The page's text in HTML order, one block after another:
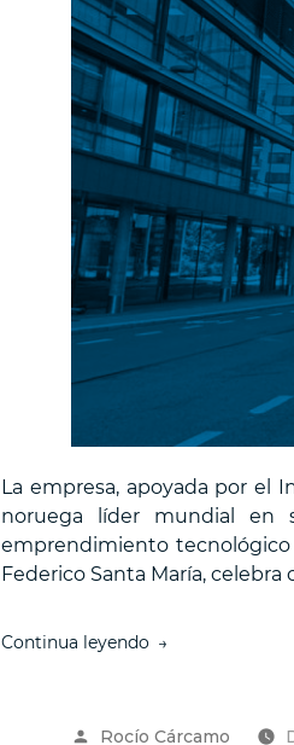
La empresa, apoyada por el
noruega líder mundial en
emprendimiento tecnológico
Federico Santa María,
Continua leyendo“ComunidadFeliz
la
Publicado
Rocío Cárcamo